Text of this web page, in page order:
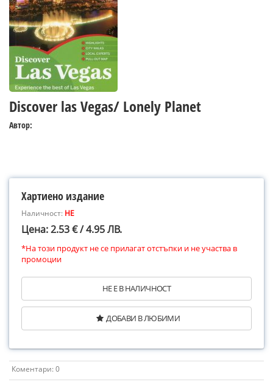
Discover las Vegas/ Lonely Planet
Автор:
Хартиено издание
Наличност: НЕ
Цена: 2.53 € / 4.95 ЛВ.
*На този продукт не се прилагат отстъпки и не участва в
промоции
НЕ Е В НАЛИЧНОСТ
ДОБАВИ В ЛЮБИМИ
Коментари: 0